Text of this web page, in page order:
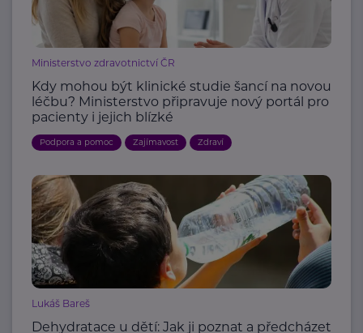
Ministerstvo zdravotnictví ČR
Kdy mohou být klinické studie šancí na novou
léčbu? Ministerstvo připravuje nový portál pro
pacienty i jejich blízké
Podpora a pomoc Zajímavost Zdraví
Lukáš Bareš
Dehydratace u dětí: Jak ji poznat a předcházet